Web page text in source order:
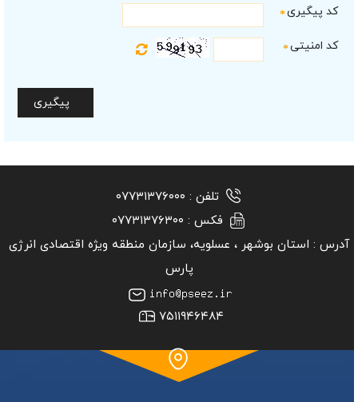
کد پیگیری*
کد امنیتی *
پیگیری
تلفن : ۰۷۷۳۱۳۷۶۰۰۰
فکس : ۰۷۷۳۱۳۷۶۳۰۰
آدرس : استان بوشهر ‏، عسلویه، سازمان منطقه ویژه اقتصادی انرژی
پارس
۷۵۱۱۹۴۶۴۸۴